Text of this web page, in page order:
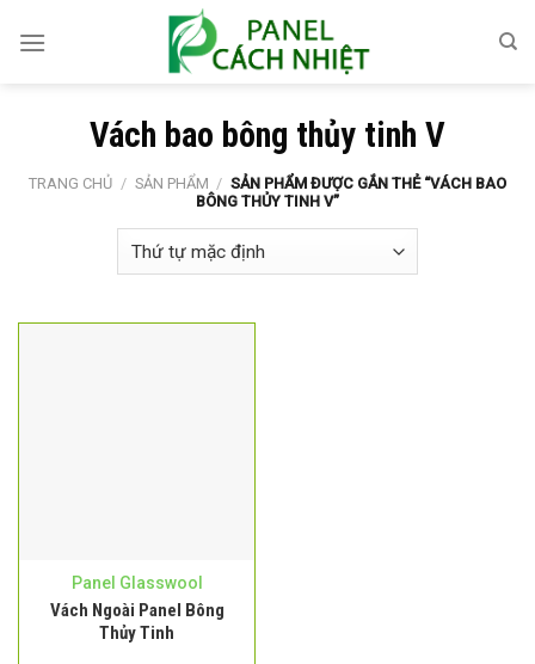
Vách bao bông thủy tinh V
TRANG CHỦ / SẢN PHẨM / SẢN PHẨM ĐƯỢC GẮN THẺ “VÁCH BAO
BÔNG THỦY TINH V”
Panel Glasswool
Vách Ngoài Panel Bông
Thủy Tinh